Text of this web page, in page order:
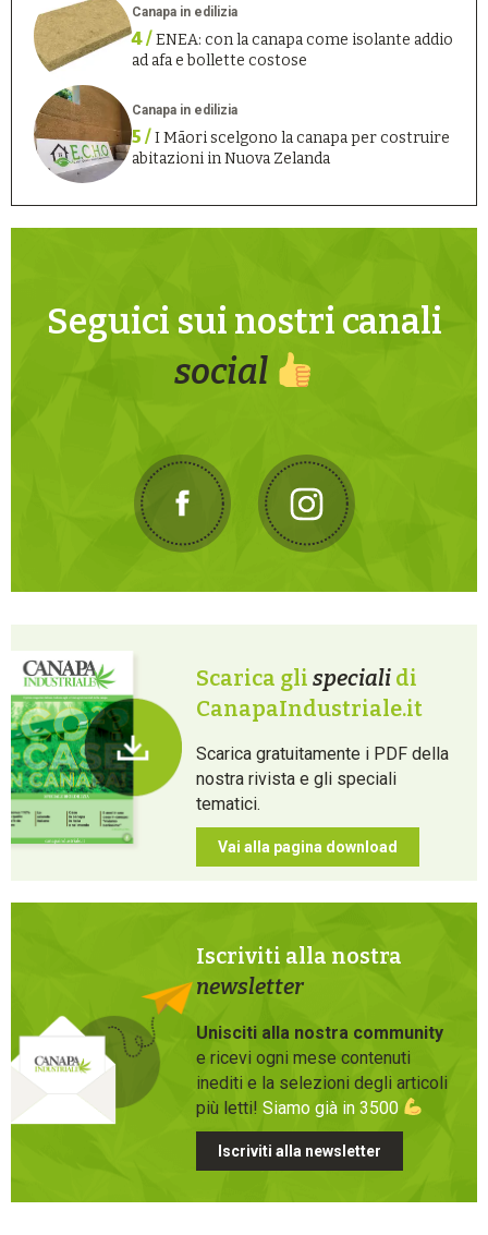
Canapa in edilizia
4 /ENEA: con la canapa come isolante addio
ad afa e bollette costose
Canapa in edilizia
5 /I Māori scelgono la canapa per costruire
abitazioni in Nuova Zelanda
Seguici sui nostri canali
social
Scarica gli speciali di
CanapaIndustriale.it
Scarica gratuitamente i PDF della
nostra rivista e gli speciali
tematici.
Vai alla pagina download
Iscriviti alla nostra
newsletter
Unisciti alla nostra community
e ricevi ogni mese contenuti
inediti e la selezioni degli articoli
più letti! Siamo già in 3500
Iscriviti alla newsletter